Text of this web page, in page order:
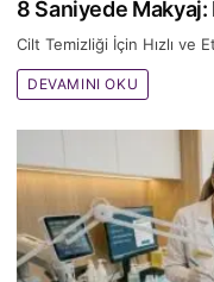
8 Saniyede
Cilt Temizliği İçin Hızlı ve
DEVAMINI OKU